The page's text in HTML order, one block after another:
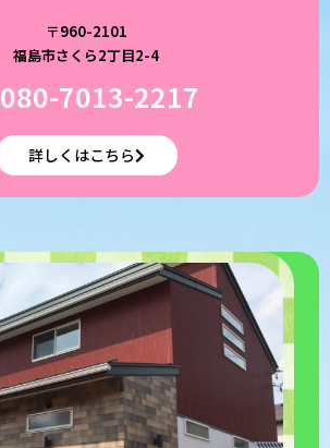
〒960-2101
福島市さくら2丁目2-4
080-7013-2217
詳しくはこちら